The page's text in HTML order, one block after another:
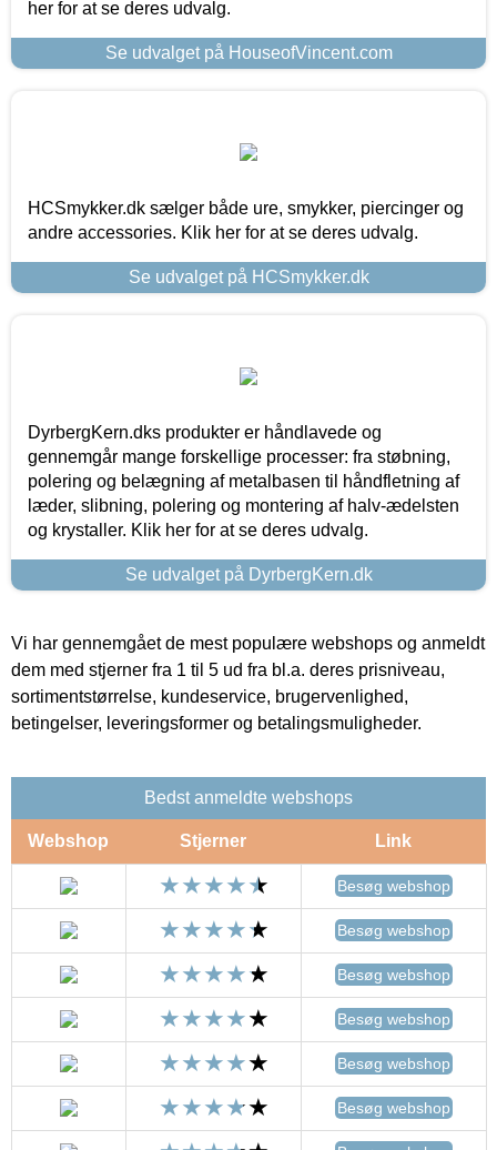
her for at se deres udvalg.
Se udvalget på HouseofVincent.com
HCSmykker.dk sælger både ure, smykker, piercinger og
andre accessories. Klik her for at se deres udvalg.
Se udvalget på HCSmykker.dk
DyrbergKern.dks produkter er håndlavede og
gennemgår mange forskellige processer: fra støbning,
polering og belægning af metalbasen til håndfletning af
læder, slibning, polering og montering af halv-ædelsten
og krystaller. Klik her for at se deres udvalg.
Se udvalget på DyrbergKern.dk
Vi har gennemgået de mest populære webshops og anmeldt
dem med stjerner fra 1 til 5 ud fra bl.a. deres prisniveau,
sortimentstørrelse, kundeservice, brugervenlighed,
betingelser, leveringsformer og betalingsmuligheder.
Bedst anmeldte webshops
Webshop Stjerner Link
Besøg webshop
Besøg webshop
Besøg webshop
Besøg webshop
Besøg webshop
Besøg webshop